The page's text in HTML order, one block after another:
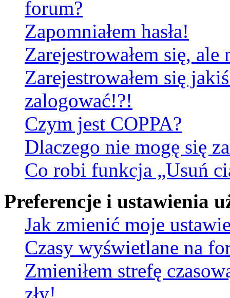
forum?
Zapomniałem hasła!
Zarejestrowałem się,
Zarejestrowałem się
zalogować!?!
Czym jest COPPA?
Dlaczego nie mogę się
Co robi funkcja „Usuń
Preferencje i ustawienia
Jak zmienić moje
Czasy wyświetlane na
Zmieniłem strefę